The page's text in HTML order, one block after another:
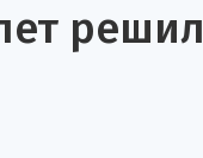
решил